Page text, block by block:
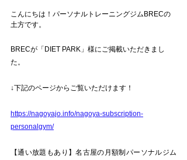
こんにちは！パーソナルトレーニングジムBRECの
土方です。
BRECが「DIET PARK」様にご掲載いただきまし
た。
↓下記のページからご覧いただけます！
https://nagoyajo.info/nagoya-subscription-
personalgym/
【通い放題もあり】名古屋の月額制パーソナルジム